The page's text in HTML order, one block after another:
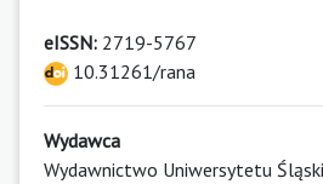
eISSN: 2719-5767
10.31261/rana
Wydawca
Wydawnictwo Uniwersytetu